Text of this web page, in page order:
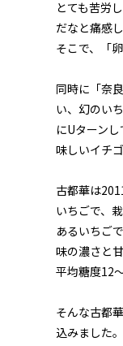
とても苦労
だなと痛感
そこで、「
同時に「奈
い、幻のい
にUターン
味しいイチ
古都華は
いちごで、
あるいちごで
味の濃さと
平均糖度12
そんな古都
込みました